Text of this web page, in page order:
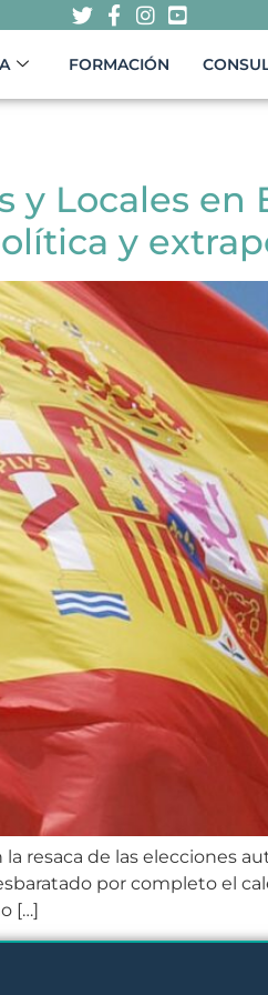
FORMACIÓN
y Locales en
y
resaca de las elecciones
por completo el
[…]